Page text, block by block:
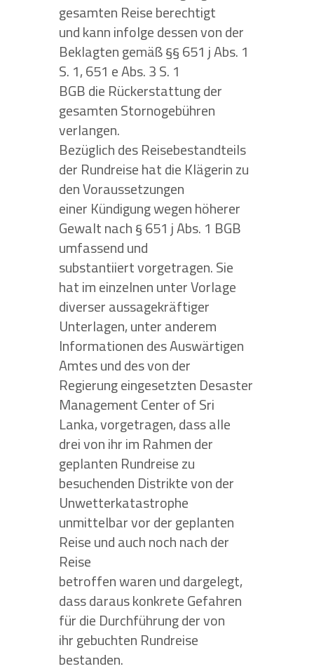
gesamten Reise berechtigt
und kann infolge dessen von der
Beklagten gemäß §§ 651 j Abs. 1
S. 1, 651 e Abs. 3 S. 1
BGB die Rückerstattung der
gesamten Stornogebühren
verlangen.
Bezüglich des Reisebestandteils
der Rundreise hat die Klägerin zu
den Voraussetzungen
einer Kündigung wegen höherer
Gewalt nach § 651 j Abs. 1 BGB
umfassend und
substantiiert vorgetragen. Sie
hat im einzelnen unter Vorlage
diverser aussagekräftiger
Unterlagen, unter anderem
Informationen des Auswärtigen
Amtes und des von der
Regierung eingesetzten Desaster
Management Center of Sri
Lanka, vorgetragen, dass alle
drei von ihr im Rahmen der
geplanten Rundreise zu
besuchenden Distrikte von der
Unwetterkatastrophe
unmittelbar vor der geplanten
Reise und auch noch nach der
Reise
betroffen waren und dargelegt,
dass daraus konkrete Gefahren
für die Durchführung der von
ihr gebuchten Rundreise
bestanden.